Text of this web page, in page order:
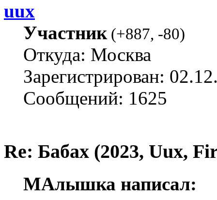
uux
Участник(+887, -80)
Откуда: Москва
Зарегистрирован:
Сообщений: 1625
Re: Бабах (2023, Uux,
МАлышка написал: